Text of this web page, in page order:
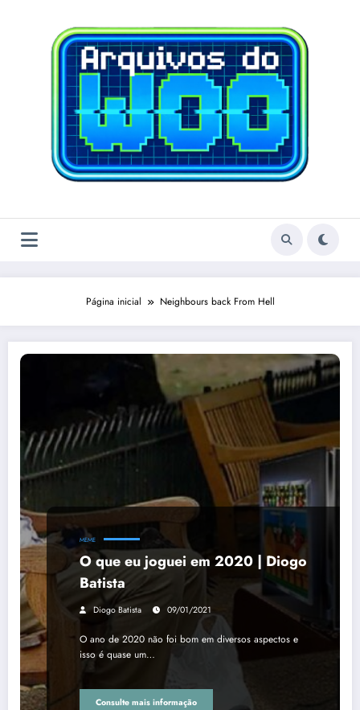
Página inicial Neighbours back From Hell
MEME
O que eu joguei em 2020 | Diogo
Batista
Diogo Batista 09/01/2021
O ano de 2020 não foi bom em diversos aspectos e
isso é quase um…
Consulte mais informação